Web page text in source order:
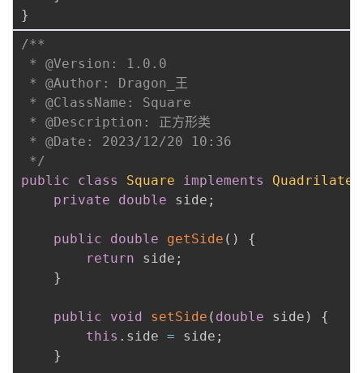
}
/**
* @Version: 1.0.0
* @Author: Dragon_王
* @ClassName: Square
* @Description: 正方形类
* @Date: 2023/12/20 10:36
*/
public
class Square implements
private
double side ;
public double getSide ( )
{
return side ;
}
public void setSide ( double side )
{
this . side = side ;
}